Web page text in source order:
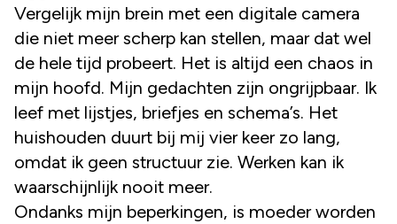
Vergelijk mijn brein met een digitale camera
die niet meer scherp kan stellen, maar dat wel
de hele tijd probeert. Het is altijd een chaos in
mijn hoofd. Mijn gedachten zijn ongrijpbaar. Ik
leef met lijstjes, briefjes en schema’s. Het
huishouden duurt bij mij vier keer zo lang,
omdat ik geen structuur zie. Werken kan ik
waarschijnlijk nooit meer.
Ondanks mijn beperkingen, is moeder worden